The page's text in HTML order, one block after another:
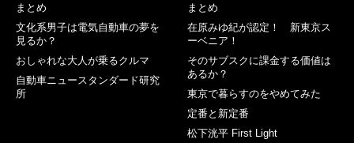
まとめ
文化系男子は電気自動車の夢を
見るか？
おしゃれな大人が乗るクルマ
自動車ニュースタンダード研究
所
まとめ
在原みゆ紀が認定！ 新東京ス
ーベニア！
そのサブスクに課金する価値は
あるか？
東京で暮らすのをやめてみた
定番と新定番
松下洸平 First Light